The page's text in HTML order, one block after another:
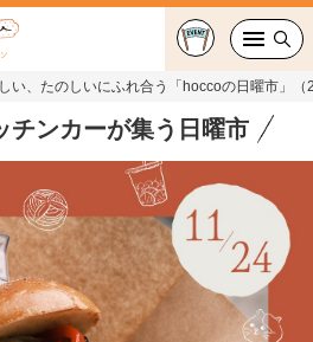
い、たのしいにふれ合う「hoccoの日曜市」
チンカーが集う日曜市